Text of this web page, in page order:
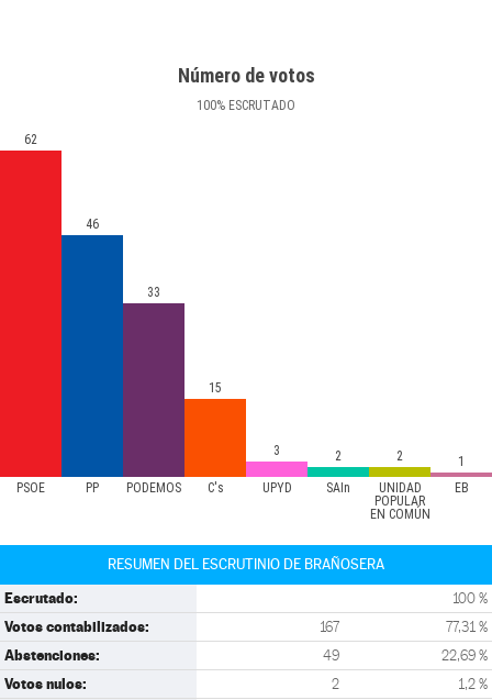
Número de votos
100% ESCRUTADO
PSOE PP PODEMOS C's UPYD SAIn
UNIDAD
POPULAR
EN COMÚN
EB
62
46
33
15
3 2 2 1
RESUMEN DEL ESCRUTINIO DE BRAÑOSERA
Escrutado: 100 %
Votos contabilizados: 167 77,31 %
Abstenciones: 49 22,69 %
Votos nulos: 2 1,2 %